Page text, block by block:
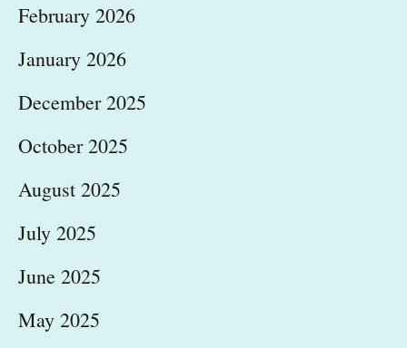
February 2026
January 2026
December 2025
October 2025
August 2025
July 2025
June 2025
May 2025